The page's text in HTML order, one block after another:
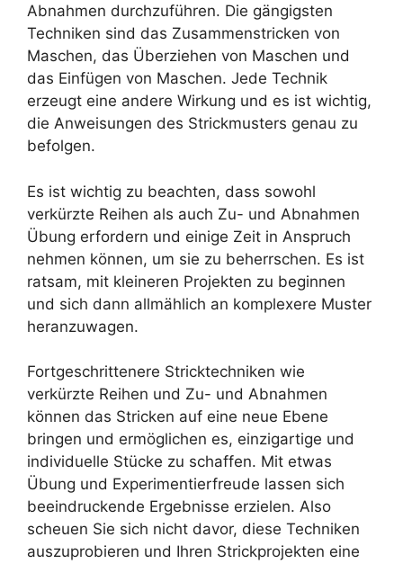
Abnahmen durchzuführen. Die gängigsten
Techniken sind das Zusammenstricken von
Maschen, das Überziehen von Maschen und
das Einfügen von Maschen. Jede Technik
erzeugt eine andere Wirkung und es ist wichtig,
die Anweisungen des Strickmusters genau zu
befolgen.
Es ist wichtig zu beachten, dass sowohl
verkürzte Reihen als auch Zu- und Abnahmen
Übung erfordern und einige Zeit in Anspruch
nehmen können, um sie zu beherrschen. Es ist
ratsam, mit kleineren Projekten zu beginnen
und sich dann allmählich an komplexere Muster
heranzuwagen.
Fortgeschrittenere Stricktechniken wie
verkürzte Reihen und Zu- und Abnahmen
können das Stricken auf eine neue Ebene
bringen und ermöglichen es, einzigartige und
individuelle Stücke zu schaffen. Mit etwas
Übung und Experimentierfreude lassen sich
beeindruckende Ergebnisse erzielen. Also
scheuen Sie sich nicht davor, diese Techniken
auszuprobieren und Ihren Strickprojekten eine